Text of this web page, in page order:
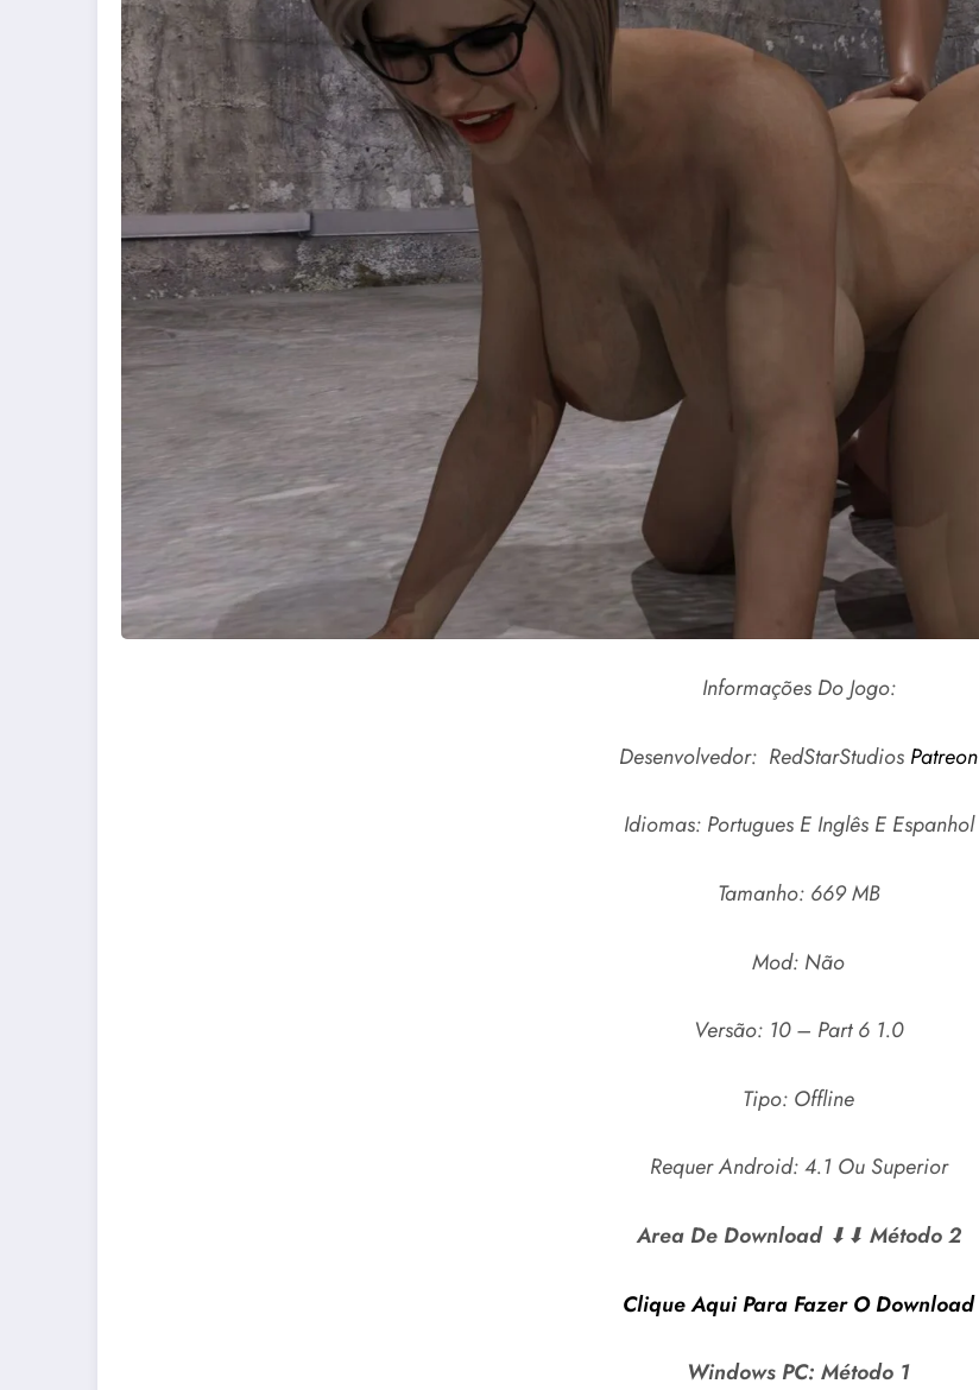
Informações Do Jogo:
Desenvolvedor: RedStarStudios Patreon
Idiomas: Portugues E Inglês E Espanhol
Tamanho: 669 MB
Mod: Não
Versão: 10 – Part 6 1.0
Tipo: Offline
Requer Android: 4.1 Ou Superior
Area De Download⬇⬇ Método 2
Clique Aqui Para Fazer O Download
Windows PC: Método 1